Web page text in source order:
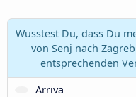
Wusstest Du, dass Du
von Senj nach
entsprechenden
Arriva